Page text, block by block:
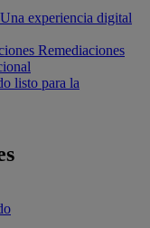
Una experiencia digital
Remediaciones
listo para la